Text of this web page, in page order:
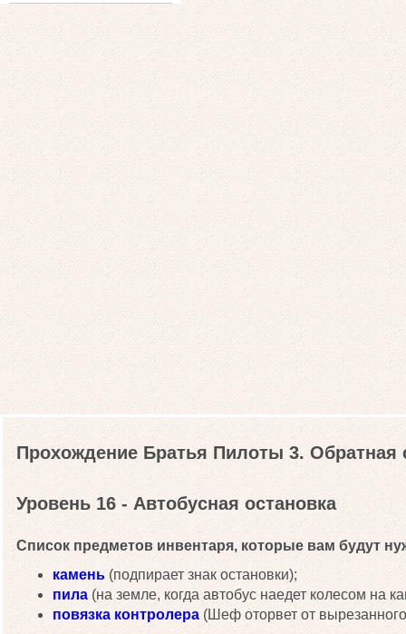
Прохождение Братья Пилоты 3. Обратная
Уровень 16 - Автобусная остановка
Список предметов инвентаря, которые вам будут
камень (подпирает знак остановки);
пила (на земле, когда автобус наедет колесом на
повязка контролера (Шеф оторвет от